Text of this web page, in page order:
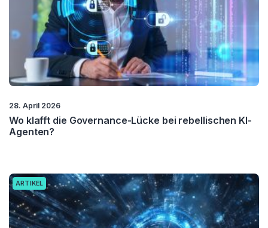
28. April 2026
Wo klafft die Governance-Lücke bei rebellischen KI-
Agenten?
ARTIKEL